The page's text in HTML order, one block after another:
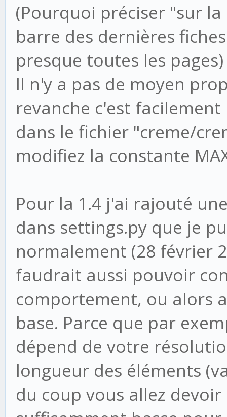
(Pourquoi préciser "sur
barre des dernières
presque toutes les pages)
Il n'y a pas de moyen
revanche c'est
dans le fichier "creme/
modifiez la constante
Pour la 1.4 j'ai rajouté une
dans settings.py que je
normalement (28 février
faudrait aussi pouvoir
comportement, ou alors
base. Parce que par
dépend de votre
longueur des éléments
du coup vous allez